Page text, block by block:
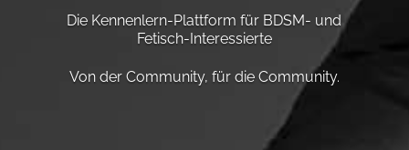
Die Kennenlern-Plattform für BDSM- und
Fetisch-Interessierte
Von der Community, für die Community.